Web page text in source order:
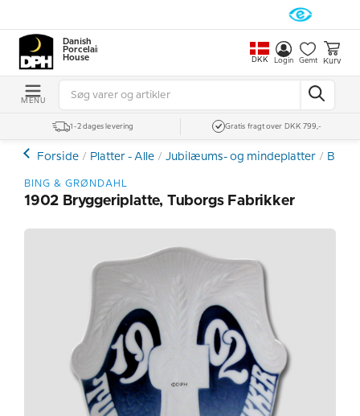
Danish
Porcelain
House
DKK Login Gemt Kurv
MENU
1-2 dages levering Gratis fragt over DKK 799,-
Forside Platter - Alle Jubilæums- og mindeplatter
BING & GRØNDAHL
1902 Bryggeriplatte, Tuborgs Fabrikker